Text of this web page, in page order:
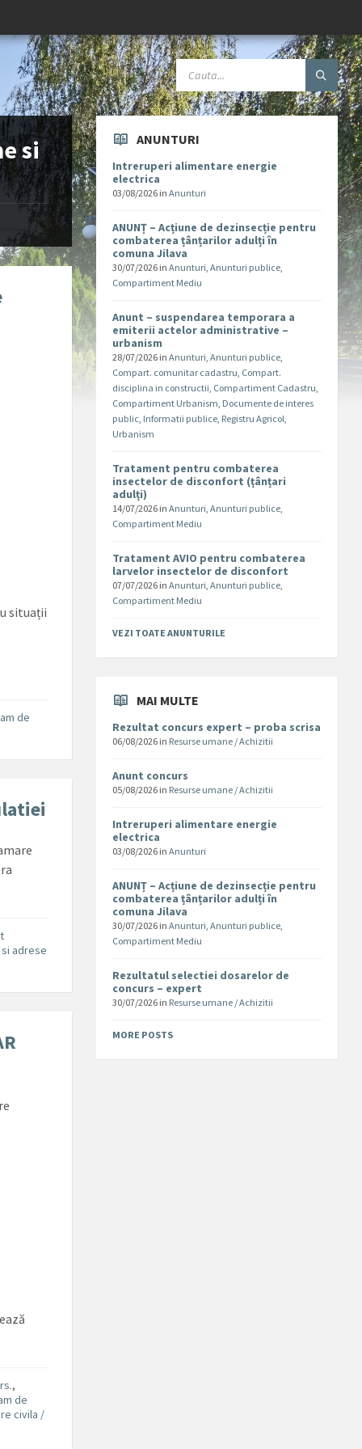
si
situații
de
adrese
,
de
civila /
ANUNTURI
Intreruperi alimentare energie
electrica
03/08/2026 inAnunturi
ANUNȚ – Acțiune de dezinsecție pentru
combaterea țânțarilor adulți în
comuna Jilava
30/07/2026 inAnunturi,Anunturi publice,
Compartiment Mediu
Anunt – suspendarea temporara a
emiterii actelor administrative –
urbanism
28/07/2026 inAnunturi,Anunturi publice,
Compart. comunitar cadastru, Compart.
disciplina in constructii, Compartiment Cadastru,
Compartiment Urbanism, Documente de interes
public, Informatii publice, Registru Agricol,
Urbanism
Tratament pentru combaterea
insectelor de disconfort (țânțari
adulți)
14/07/2026 inAnunturi,Anunturi publice,
Compartiment Mediu
Tratament AVIO pentru combaterea
larvelor insectelor de disconfort
07/07/2026 inAnunturi,Anunturi publice,
Compartiment Mediu
VEZI TOATE ANUNTURILE
MAI MULTE
Rezultat concurs expert – proba scrisa
06/08/2026 in Resurse umane / Achizitii
Anunt concurs
05/08/2026 in Resurse umane / Achizitii
Intreruperi alimentare energie
electrica
03/08/2026 inAnunturi
ANUNȚ – Acțiune de dezinsecție pentru
combaterea țânțarilor adulți în
comuna Jilava
30/07/2026 inAnunturi,Anunturi publice,
Compartiment Mediu
Rezultatul selectiei dosarelor de
concurs – expert
30/07/2026 in Resurse umane / Achizitii
MORE POSTS